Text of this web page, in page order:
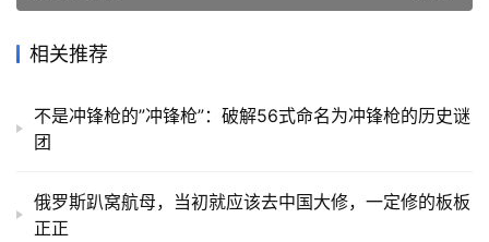
相关推荐
不是冲锋枪的”冲锋枪”：破解56式命名为冲锋枪的历史谜
团
俄罗斯趴窝航母，当初就应该去中国大修，一定修的板板
正正